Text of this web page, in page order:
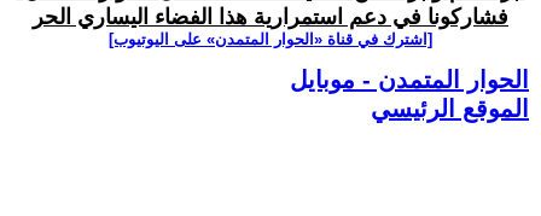
فشاركونا في دعم استمرارية هذا الفضاء اليساري الحر
[اشترك في قناة ‫«الحوار المتمدن» على اليوتيوب]
الحوار المتمدن - موبايل
الموقع الرئيسي